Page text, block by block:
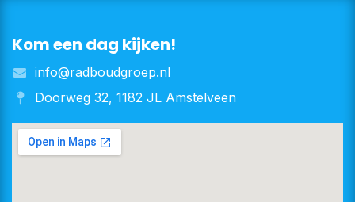
Kom een dag kijken!
info@radboudgroep.nl
Doorweg 32, 1182 JL Amstelveen